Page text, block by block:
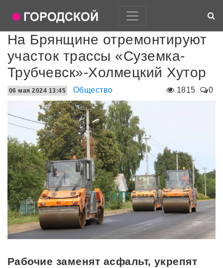
На Брянщине отремонтируют
участок трассы «Суземка-
Трубчевск»-Холмецкий Хутор
1815 0
06 мая 2024 13:45 Общество
Рабочие заменят асфальт, укрепят